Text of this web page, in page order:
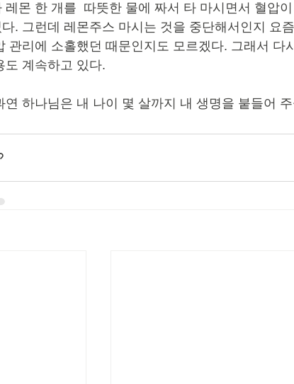
레몬 한 개를  따뜻한 물에 짜서 타 마시면서 혈압
. 그런데 레몬주스 마시는 것을 중단해서인지 요
관리에 소홀했던 때문인지도 모르겠다. 그래서 다
도 계속하고 있다.
연 하나님은 내 나이 몇 살까지 내 생명을 붙들어